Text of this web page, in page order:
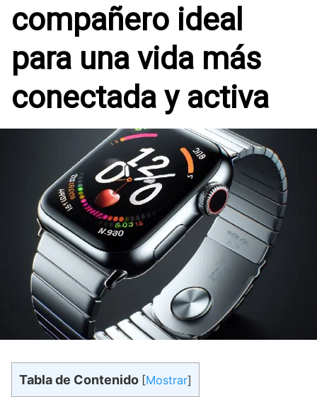
compañero ideal
para una vida más
conectada y activa
Tabla de Contenido [Mostrar]